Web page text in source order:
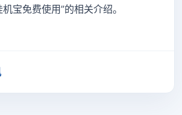
宝免费使用”的相关介绍。